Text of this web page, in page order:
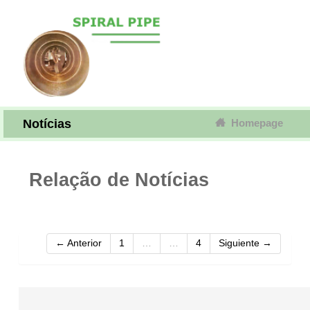
Notícias Homepage
Relação de Notícias
← Anterior 1 4 Siguiente →